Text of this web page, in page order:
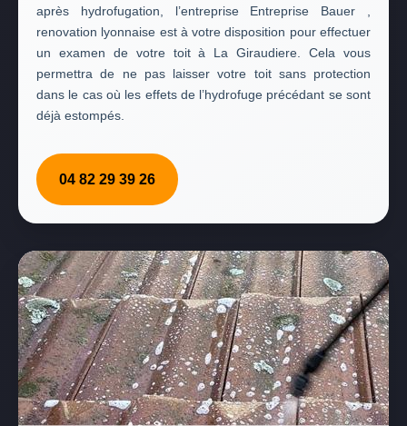
après hydrofugation, l’entreprise Entreprise Bauer ,
renovation lyonnaise est à votre disposition pour effectuer
un examen de votre toit à La Giraudiere. Cela vous
permettra de ne pas laisser votre toit sans protection
dans le cas où les effets de l’hydrofuge précédant se sont
déjà estompés.
04 82 29 39 26